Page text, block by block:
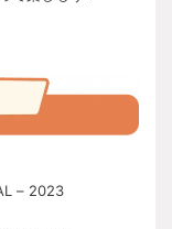
– 2023